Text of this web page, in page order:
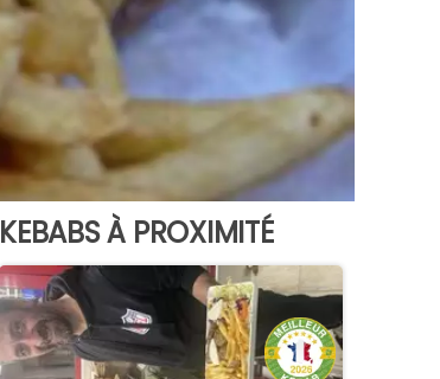
KEBABS À PROXIMITÉ